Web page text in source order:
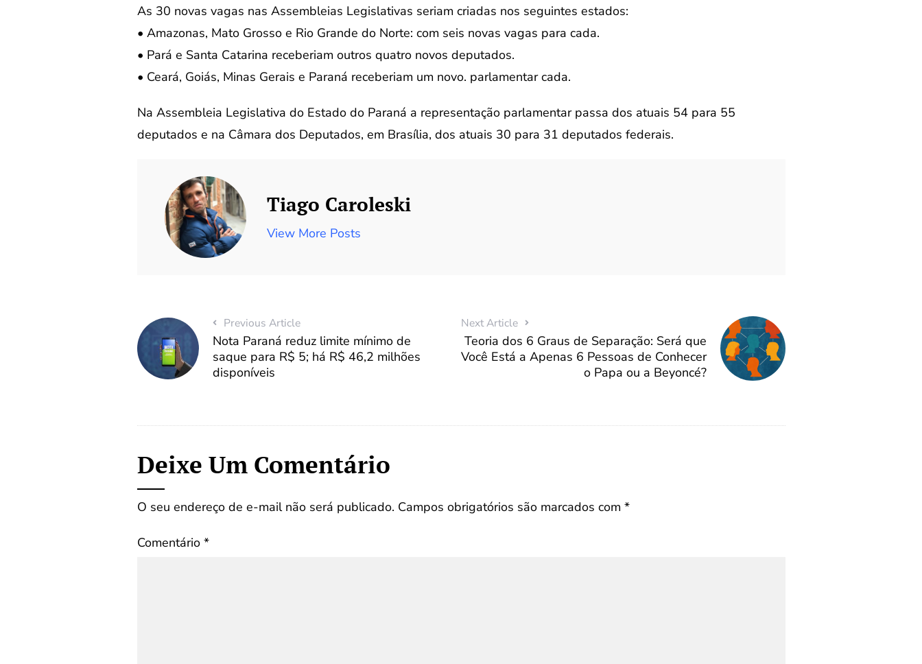
As 30 novas vagas nas Assembleias Legislativas seriam criadas nos seguintes estados:
• Amazonas, Mato Grosso e Rio Grande do Norte: com seis novas vagas para cada.
• Pará e Santa Catarina receberiam outros quatro novos deputados.
• Ceará, Goiás, Minas Gerais e Paraná receberiam um novo. parlamentar cada.
Na Assembleia Legislativa do Estado do Paraná a representação parlamentar passa dos atuais 54 para 55
deputados e na Câmara dos Deputados, em Brasília, dos atuais 30 para 31 deputados federais.
Tiago Caroleski
View More Posts
Previous Article
Nota Paraná reduz limite mínimo de
saque para R$ 5; há R$ 46,2 milhões
disponíveis
Next Article
Teoria dos 6 Graus de Separação: Será que
Você Está a Apenas 6 Pessoas de Conhecer
o Papa ou a Beyoncé?
Deixe Um Comentário
O seu endereço de e-mail não será publicado. Campos obrigatórios são marcados com *
Comentário *